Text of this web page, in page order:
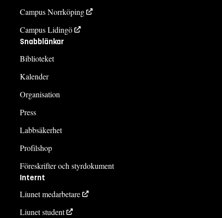
Campus Norrköping
Campus Lidingö
Snabblänkar
Biblioteket
Kalender
Organisation
Press
Labbsäkerhet
Profilshop
Föreskrifter och styrdokument
Internt
Liunet medarbetare
Liunet student